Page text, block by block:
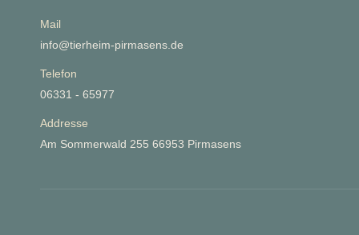
Mail
info@tierheim-pirmasens.de
Telefon
06331 - 65977
Addresse
Am Sommerwald 255 66953 Pirmasens